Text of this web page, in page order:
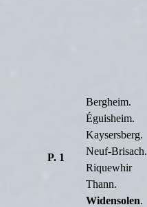
P. 1
Bergheim.
Éguisheim.
Kaysersberg.
Neuf-Brisach.
Riquewhir
Thann.
Widensolen.